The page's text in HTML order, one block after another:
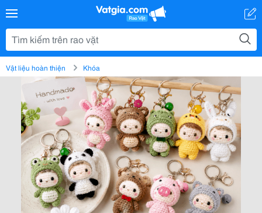
Vật liệu hoàn thiện Khóa